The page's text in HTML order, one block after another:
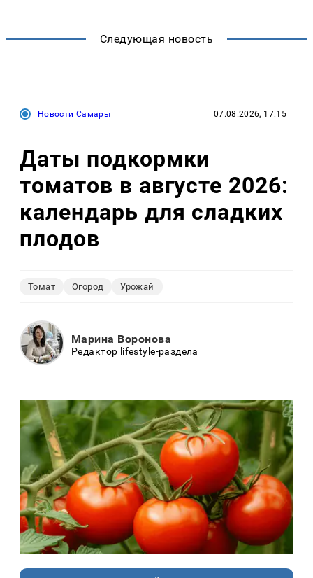
Следующая новость
Новости Самары 07.08.2026, 17:15
Даты подкормки
томатов в августе 2026:
календарь для сладких
плодов
Томат Огород Урожай
Марина Воронова
Редактор lifestyle-раздела